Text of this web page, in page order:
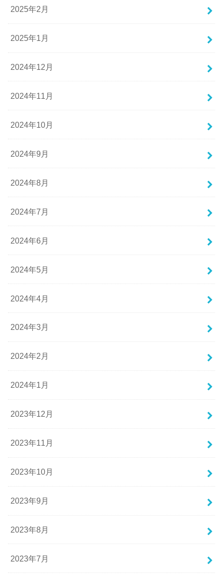
2025年2月
2025年1月
2024年12月
2024年11月
2024年10月
2024年9月
2024年8月
2024年7月
2024年6月
2024年5月
2024年4月
2024年3月
2024年2月
2024年1月
2023年12月
2023年11月
2023年10月
2023年9月
2023年8月
2023年7月